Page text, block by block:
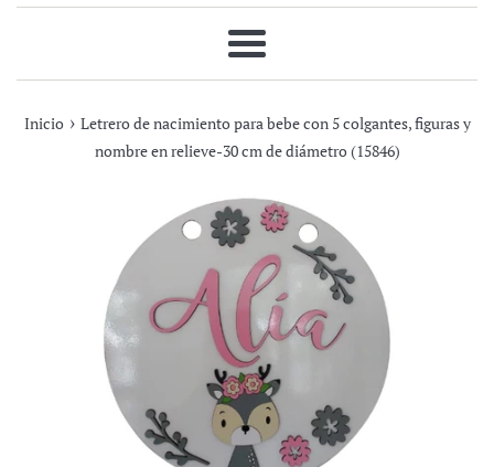
Más
Inicio › Letrero de nacimiento para bebe con 5 colgantes, figuras y
nombre en relieve-30 cm de diámetro (15846)